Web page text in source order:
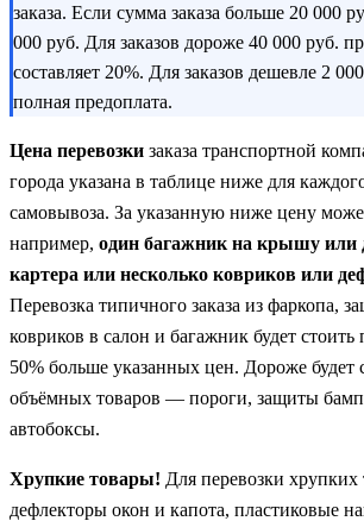
заказа. Если сумма заказа больше 20 000
000 руб. Для заказов дороже 40 000 руб.
составляет 20%. Для заказов дешевле 2
полная предоплата.
Цена перевозки заказа транспортной
города указана в таблице ниже для
самовывоза. За указанную ниже цену
например, один багажник на крышу или
картера или несколько ковриков или
Перевозка типичного заказа из фаркопа,
ковриков в салон и багажник будет
50% больше указанных цен. Дороже будет
объёмных товаров — пороги, защиты
автобоксы.
Хрупкие товары! Для перевозки хрупких
дефлекторы окон и капота, пластиковые